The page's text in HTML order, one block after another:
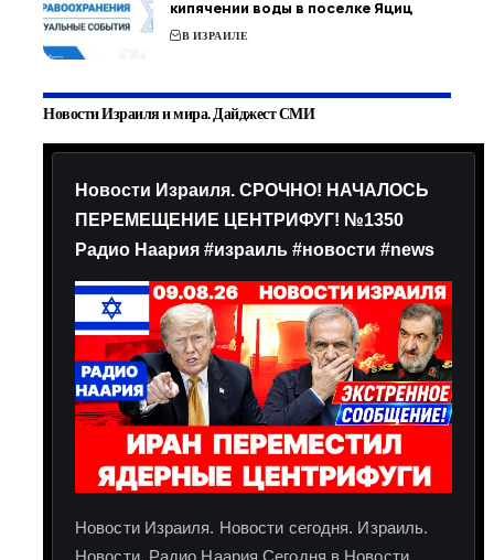
кипячении воды в поселке Яциц
В ИЗРАИЛЕ
Новости Израиля и мира. Дайджест СМИ